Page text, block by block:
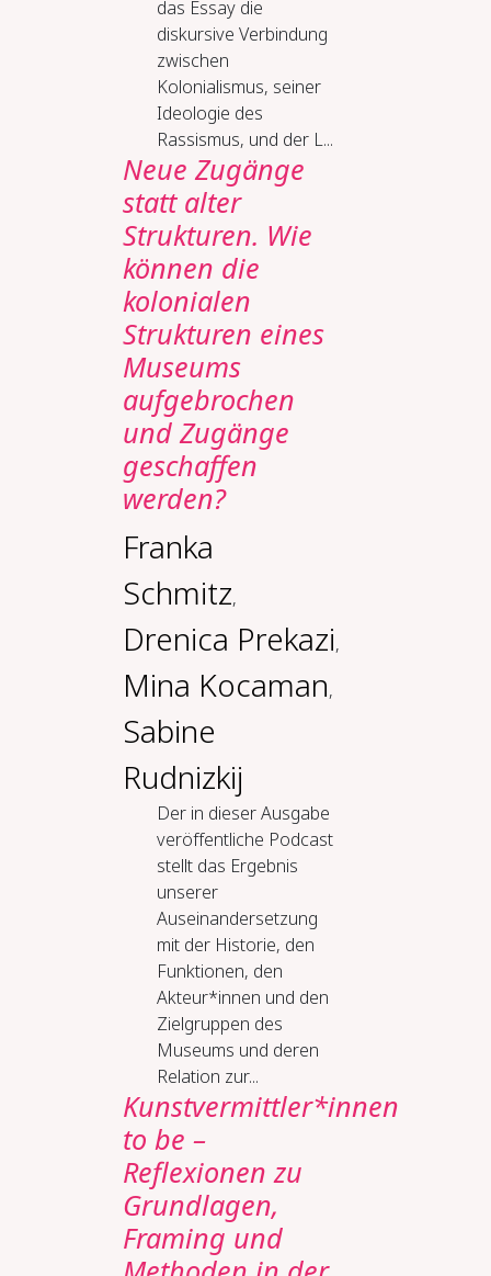
das Essay die
diskursive Verbindung
zwischen
Kolonialismus, seiner
Ideologie des
Rassismus, und der L...
Neue Zugänge
statt alter
Strukturen. Wie
können die
kolonialen
Strukturen eines
Museums
aufgebrochen
und Zugänge
geschaffen
werden?
Franka
Schmitz,
Drenica Prekazi,
Mina Kocaman,
Sabine
Rudnizkij
Der in dieser Ausgabe
veröffentliche Podcast
stellt das Ergebnis
unserer
Auseinandersetzung
mit der Historie, den
Funktionen, den
Akteur*innen und den
Zielgruppen des
Museums und deren
Relation zur...
Kunstvermittler*innen
to be –
Reflexionen zu
Grundlagen,
Framing und